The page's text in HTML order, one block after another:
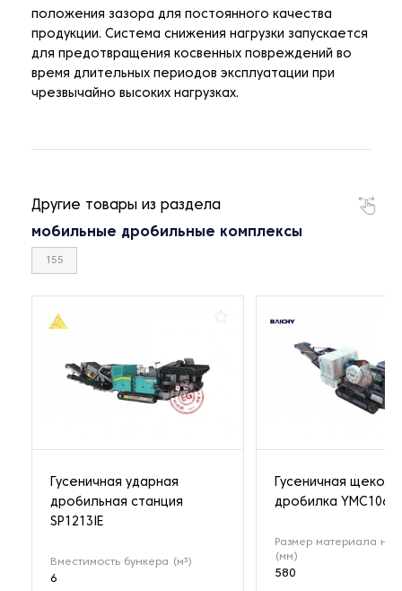
положения зазора для постоянного качества
продукции. Система снижения нагрузки запускается
для предотвращения косвенных повреждений во
время длительных периодов эксплуатации при
чрезвычайно высоких нагрузках.
Другие товары из раздела
мобильные дробильные комплексы
155
Гусеничная ударная
дробильная станция
SP1213IE
Вместимость бункера (м³)
6
Гусеничная
дробилка YMC106
Размер материала на
(мм)
580